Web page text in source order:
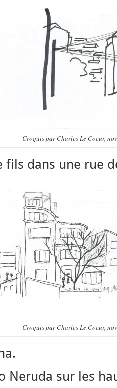
Croquis par Charles Le Coeur,
fils dans une rue
Croquis par Charles Le Coeur,
Neruda sur les